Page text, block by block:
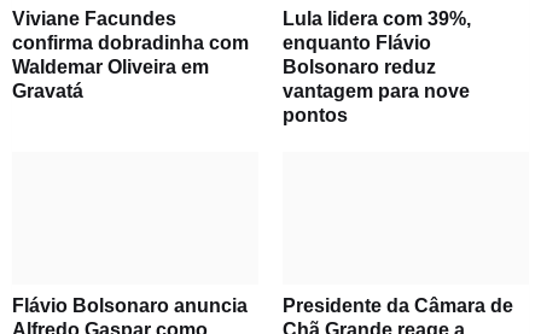
Viviane Facundes
confirma dobradinha com
Waldemar Oliveira em
Gravatá
Lula lidera com 39%,
enquanto Flávio
Bolsonaro reduz
vantagem para nove
pontos
Flávio Bolsonaro anuncia
Alfredo Gaspar como
Presidente da Câmara de
Chã Grande reage a